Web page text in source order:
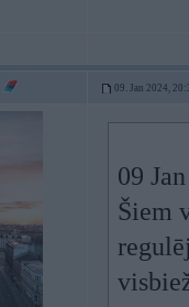
09. Jan 2024,
09
Šiem